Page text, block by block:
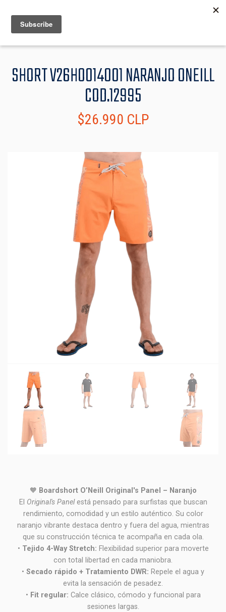
MENU
SHORT V26HO014001 NARANJO ONEILL
COD.12995
$26.990 CLP
🧡 Boardshort O’Neill Original's Panel – Naranjo
El Original's Panelestá pensado para surfistas que buscan
rendimiento, comodidad y un estilo auténtico. Su color
naranjo vibrante destaca dentro y fuera del agua, mientras
que su construcción técnica te acompaña en cada ola.
• Tejido 4-Way Stretch: Flexibilidad superior para moverte
con total libertad en cada maniobra.
• Secado rápido + Tratamiento DWR: Repele el agua y
evita la sensación de pesadez.
• Fit regular: Calce clásico, cómodo y funcional para
sesiones largas.